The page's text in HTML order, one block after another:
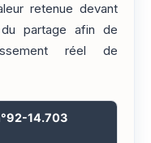
retenue devant
partage afin de
réel de
14.703